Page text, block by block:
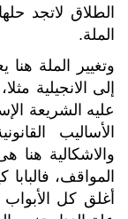
الطلاق لاتجد
الملة.
وتغيير الملة
إلى الانجيلية
عليه الشريعة
الأساليب
والاشكالية هنا
المواقف،
أغلق كل الأبواب